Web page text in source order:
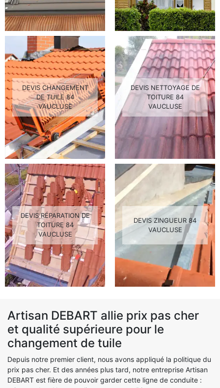
DEVIS CHANGEMENT
DE TUILE 84
VAUCLUSE
DEVIS NETTOYAGE DE
TOITURE 84
VAUCLUSE
DEVIS RÉPARATION DE
TOITURE 84
VAUCLUSE
DEVIS ZINGUEUR 84
VAUCLUSE
Artisan DEBART allie prix pas cher
et qualité supérieure pour le
changement de tuile
Depuis notre premier client, nous avons appliqué la politique du
prix pas cher. Et des années plus tard, notre entreprise Artisan
DEBART est fière de pouvoir garder cette ligne de conduite :